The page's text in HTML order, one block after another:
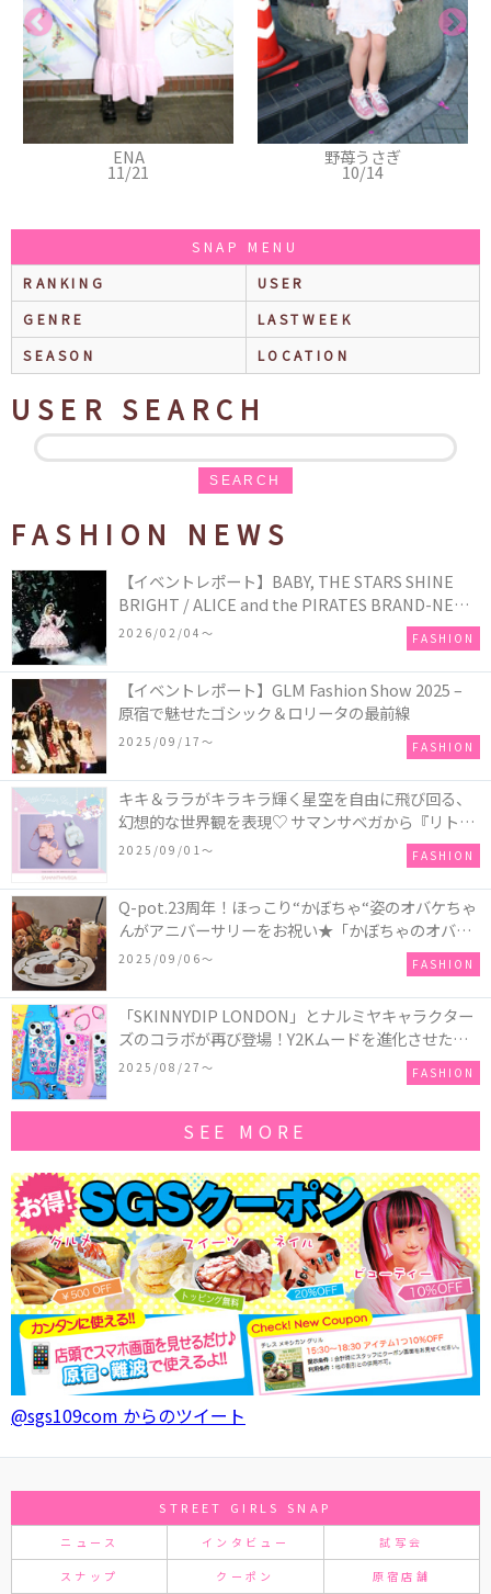
ENA
11/21
野苺うさぎ
10/14
SNAP MENU
RANKING
USER
GENRE
LASTWEEK
SEASON
LOCATION
USER SEARCH
SEARCH
FASHION NEWS
【イベントレポート】BABY, THE STARS SHINE
BRIGHT / ALICE and the PIRATES BRAND-NEW
COLLECTION in TOKYO
2026/02/04〜 FASHION
【イベントレポート】GLM Fashion Show 2025 –
原宿で魅せたゴシック＆ロリータの最前線
2025/09/17〜 FASHION
キキ＆ララがキラキラ輝く星空を自由に飛び回る、
幻想的な世界観を表現♡ サマンサベガから『リトル
ツインスターズ』50周年アニバーサリーイヤー』を
2025/09/01〜 FASHION
Q-pot.23周年！ほっこり“かぼちゃ“姿のオバケちゃ
んがアニバーサリーをお祝い★「かぼちゃのオバケ
ーキアクセサリー」が新発売！Q-pot CAFE.では
「かぼちゃのオバケーキプレート」も登場
2025/09/06〜 FASHION
「SKINNYDIP LONDON」とナルミヤキャラクター
ズのコラボが再び登場！Y2Kムードを進化させた新
作コレクションを発売♪
2025/08/27〜 FASHION
SEE MORE
@sgs109com からのツイート
STREET GIRLS SNAP
ニュース インタビュー 試写会
スナップ クーポン 原宿店舗